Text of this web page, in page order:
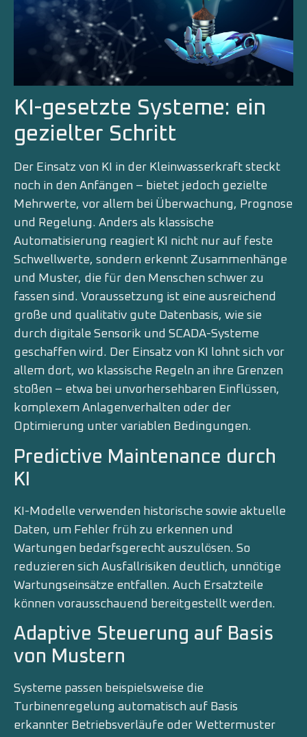
KI-gesetzte Systeme: ein
gezielter Schritt
Der Einsatz von KI in der Kleinwasserkraft steckt
noch in den Anfängen – bietet jedoch gezielte
Mehrwerte, vor allem bei Überwachung, Prognose
und Regelung. Anders als klassische
Automatisierung reagiert KI nicht nur auf feste
Schwellwerte, sondern erkennt Zusammenhänge
und Muster, die für den Menschen schwer zu
fassen sind. Voraussetzung ist eine ausreichend
große und qualitativ gute Datenbasis, wie sie
durch digitale Sensorik und SCADA-Systeme
geschaffen wird. Der Einsatz von KI lohnt sich vor
allem dort, wo klassische Regeln an ihre Grenzen
stoßen – etwa bei unvorhersehbaren Einflüssen,
komplexem Anlagenverhalten oder der
Optimierung unter variablen Bedingungen.
Predictive Maintenance durch
KI
KI-Modelle verwenden historische sowie aktuelle
Daten, um Fehler früh zu erkennen und
Wartungen bedarfsgerecht auszulösen. So
reduzieren sich Ausfallrisiken deutlich, unnötige
Wartungseinsätze entfallen. Auch Ersatzteile
können vorausschauend bereitgestellt werden.
Adaptive Steuerung auf Basis
von Mustern
Systeme passen beispielsweise die
Turbinenregelung automatisch auf Basis
erkannter Betriebsverläufe oder Wettermuster